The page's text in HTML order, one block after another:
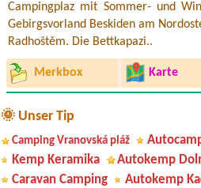
Campingplaz mit Sommer- und
Gebirgsvorland Beskiden am
Radhoštěm. Die Bettkapazi..
Merkbox Karte
🌞 Unser Tip
Camping Vranovská pláž
Kemp Keramika
Autokemp
Caravan Camping
Autokemp